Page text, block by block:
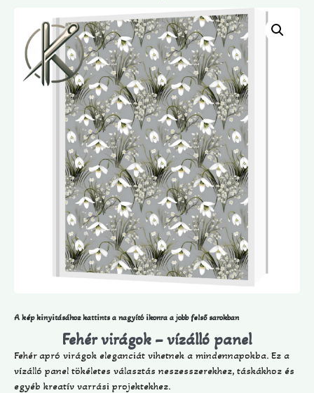
A kép kinyitásához kattints a nagyító ikonra a jobb felső sarokban
Fehér virágok – vízálló panel
Fehér apró virágok eleganciát vihetnek a mindennapokba. Ez a
vízálló panel tökéletes választás neszesszerekhez, táskákhoz és
egyéb kreatív varrási projektekhez.